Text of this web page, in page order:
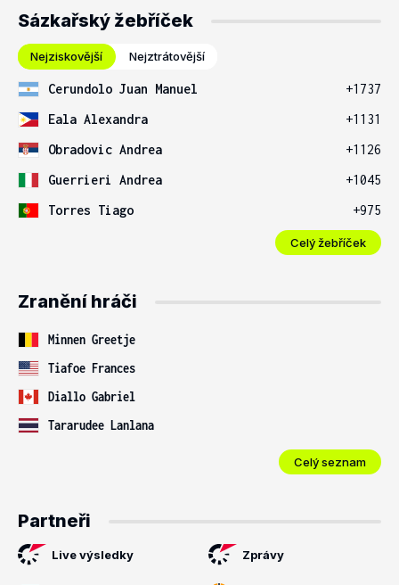
Sázkařský žebříček
Nejziskovější Nejztrátovější
Cerundolo Juan Manuel
+1737
Eala Alexandra
+1131
Obradovic Andrea
+1126
Guerrieri Andrea
+1045
Torres Tiago
+975
Celý žebříček
Zranění hráči
Minnen Greetje
Tiafoe Frances
Diallo Gabriel
Tararudee Lanlana
Celý seznam
Partneři
Live výsledky Zprávy